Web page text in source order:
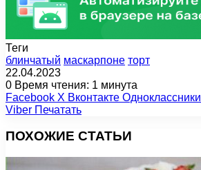
Теги
блинчатый маскарпоне торт
22.04.2023
0 Время чтения: 1 минута
Facebook X Вконтакте Одноклассники
Viber Печатать
ПОХОЖИЕ СТАТЬИ